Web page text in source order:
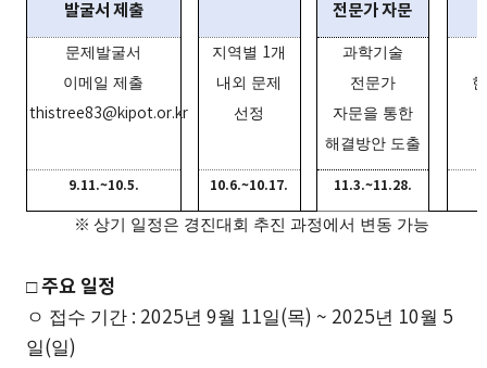
발굴서 제출
전문가 자문
문제발굴서
이메일 제출
thistree83@kipot.or.kr
지역별 1개
내외 문제
선정
과학기술
전문가
자문을 통한
해결방안 도출
9.11.~10.5. 10.6.~10.17. 11.3.~11.28.
※ 상기 일정은 경진대회 추진 과정에서 변동 가능
□주요 일정
ㅇ 접수 기간 : 2025년 9월 11일(목) ~ 2025년 10월 5
일(일)